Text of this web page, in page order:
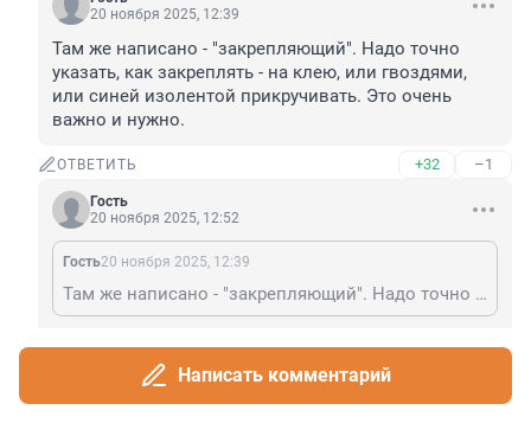
20 ноября 2025, 12:39
Там же написано - "закрепляющий". Надо точно
указать, как закреплять - на клею, или гвоздями,
или синей изолентой прикручивать. Это очень
важно и нужно.
ОТВЕТИТЬ +32 –1
Гость
20 ноября 2025, 12:52
Гость20 ноября 2025, 12:39
Там же написано - "закрепляющий". Надо точно указать, как закреплять - на клею, или гвоздями, или синей изолентой прикручивать. Это очень важно и нужно.
Написать комментарий